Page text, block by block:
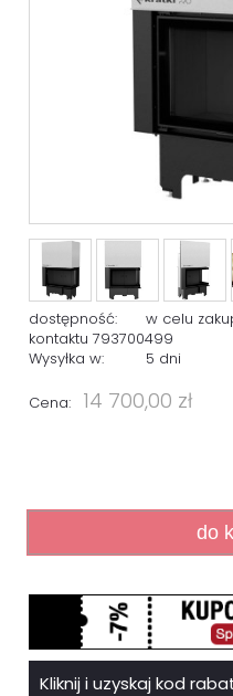
dostępność:
w celu
kontaktu 793700499
Wysyłka w:
5 dni
Cena: 14 700,00 zł
do
Kliknij i uzyskaj kod